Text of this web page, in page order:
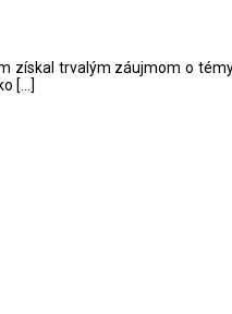
získal trvalým záujmom o
[…]